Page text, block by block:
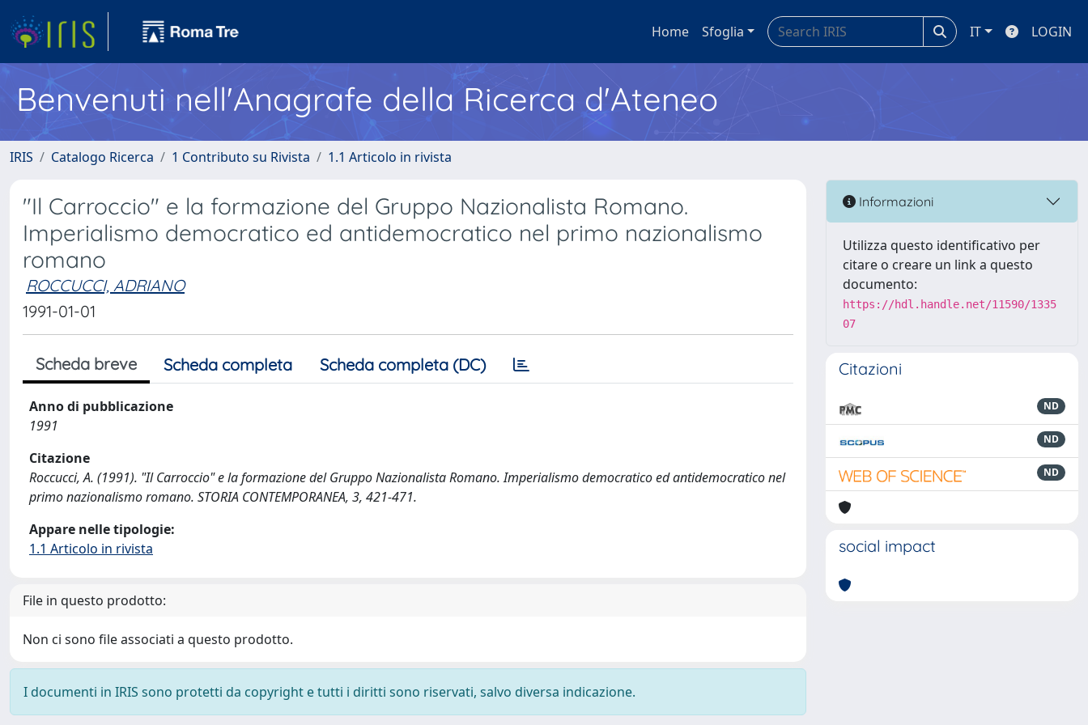
Home Sfoglia IT LOGIN
Benvenuti nell'Anagrafe della Ricerca d'Ateneo
IRIS Catalogo Ricerca 1 Contributo su Rivista 1.1 Articolo in rivista
"Il Carroccio" e la formazione del Gruppo Nazionalista Romano.
Imperialismo democratico ed antidemocratico nel primo nazionalismo
romano
ROCCUCCI, ADRIANO
1991-01-01
Scheda breve Scheda completa Scheda completa (DC)
Anno di pubblicazione
1991
Citazione
Roccucci, A. (1991). "Il Carroccio" e la formazione del Gruppo Nazionalista Romano. Imperialismo democratico ed antidemocratico nel
primo nazionalismo romano. STORIA CONTEMPORANEA, 3, 421-471.
Appare nelle tipologie:
1.1 Articolo in rivista
File in questo prodotto:
Non ci sono file associati a questo prodotto.
I documenti in IRIS sono protetti da copyright e tutti i diritti sono riservati, salvo diversa indicazione.
Informazioni
Utilizza questo identificativo per
citare o creare un link a questo
documento:
https://hdl.handle.net/11590/1335
07
Citazioni
ND
ND
ND
social impact